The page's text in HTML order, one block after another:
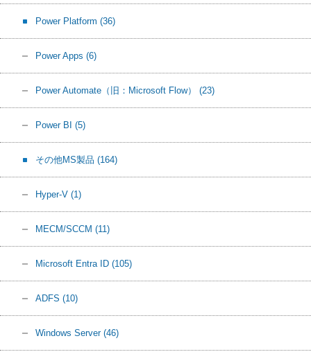
Power Platform (36)
Power Apps (6)
Power Automate（旧：Microsoft Flow） (23)
Power BI (5)
その他MS製品 (164)
Hyper-V (1)
MECM/SCCM (11)
Microsoft Entra ID (105)
ADFS (10)
Windows Server (46)